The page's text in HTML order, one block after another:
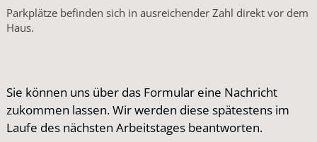
Parkplätze befinden sich in ausreichender Zahl direkt vor dem
Haus.
Sie können uns über das Formular eine Nachricht
zukommen lassen. Wir werden diese spätestens im
Laufe des nächsten Arbeitstages beantworten.